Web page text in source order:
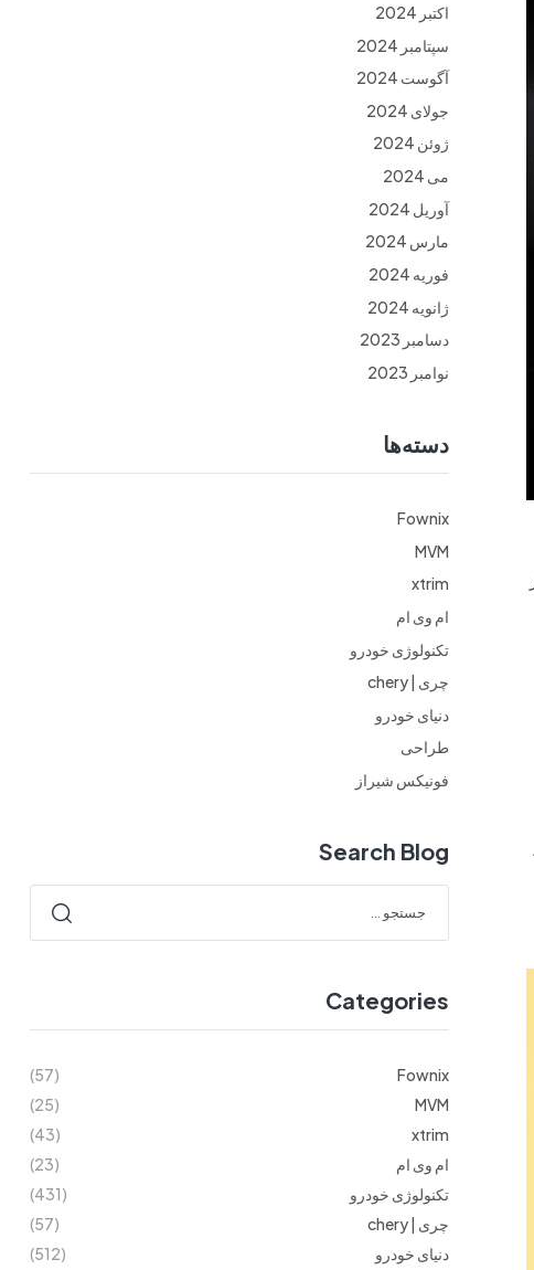
اکتبر 2024
سپتامبر 2024
آگوست 2024
جولای 2024
ژوئن 2024
می 2024
آوریل 2024
مارس 2024
فوریه 2024
ژانویه 2024
دسامبر 2023
نوامبر 2023
دسته‌ها
Fownix
MVM
xtrim
ام وی ام
تکنولوژی خودرو
چری | chery
دنیای خودرو
طراحی
فونیکس شیراز
Search Blog
Categories
Fownix
(57)
MVM
(25)
xtrim
(43)
ام وی ام
(23)
تکنولوژی خودرو
(431)
چری | chery
(57)
دنیای خودرو
(512)